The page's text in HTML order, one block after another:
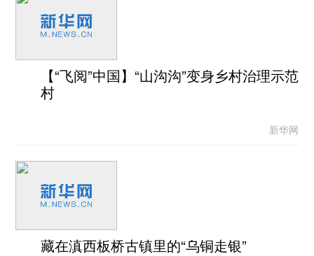
【“飞阅”中国】“山沟沟”变身乡村治理示范
村
新华网
藏在滇西板桥古镇里的“乌铜走银”